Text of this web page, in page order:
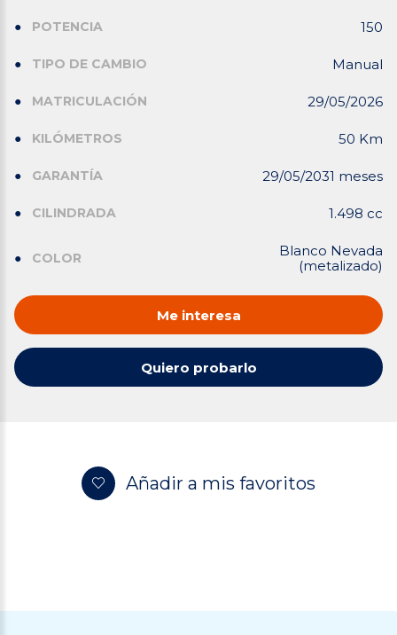
POTENCIA 150
TIPO DE CAMBIO Manual
MATRICULACIÓN 29/05/2026
KILÓMETROS 50 Km
GARANTÍA 29/05/2031 meses
CILINDRADA 1.498 cc
COLOR
Blanco Nevada
(metalizado)
Me interesa
Quiero probarlo
Añadir a mis favoritos